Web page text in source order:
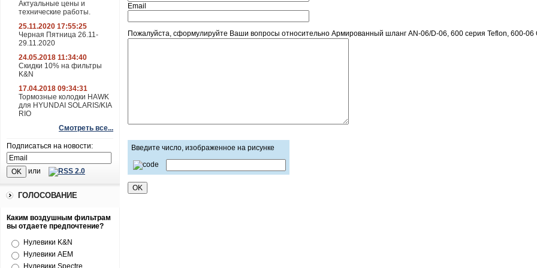
Актуальные цены и
технические работы.
25.11.2020 17:55:25
Черная Пятница 26.11-
29.11.2020
24.05.2018 11:34:40
Скидки 10% на фильтры
K&N
17.04.2018 09:34:31
Тормозные колодки HAWK
для HYUNDAI SOLARIS/KIA
RIO
Смотреть все...
Подписаться на новости:
или
ГОЛОСОВАНИЕ
Каким воздушным фильтрам
вы отдаете предпочтение?
Нулевики K&N
Нулевики AEM
Нулевики Spectre
Email
Пожалуйста, сформулируйте Ваши вопросы относительно Армированный шланг AN-06/D-06, 600 серия Teflon, 600-06
Введите число, изображенное на рисунке